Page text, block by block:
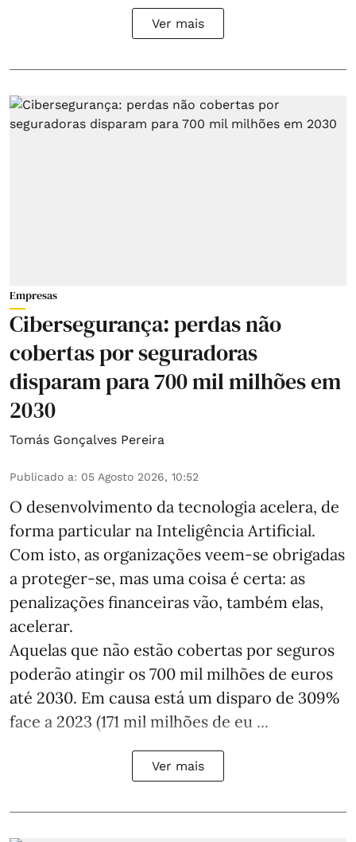
Ver mais
Empresas
Cibersegurança: perdas não
cobertas por seguradoras
disparam para 700 mil milhões em
2030
Tomás Gonçalves Pereira
Publicado a: 05 Agosto 2026, 10:52
O desenvolvimento da tecnologia acelera, de
forma particular na Inteligência Artificial.
Com isto, as organizações veem-se obrigadas
a proteger-se, mas uma coisa é certa: as
penalizações financeiras vão, também elas,
acelerar.
Aquelas que não estão cobertas por seguros
poderão atingir os 700 mil milhões de euros
até 2030. Em causa está um disparo de 309%
face a 2023 (171 mil milhões de eu ...
Ver mais